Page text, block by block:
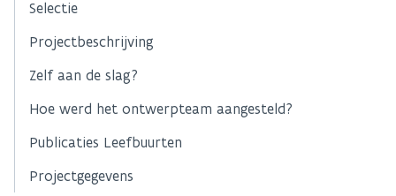
Selectie
Projectbeschrijving
Zelf aan de slag?
Hoe werd het ontwerpteam aangesteld?
Publicaties Leefbuurten
Projectgegevens